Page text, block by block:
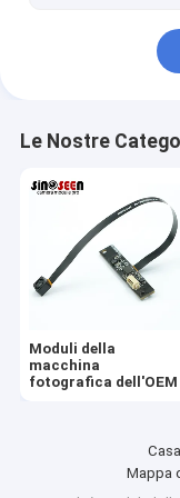
5MP Camera
13MP Camera
Modulo della
Modulo della
Le Nostre
Moduli della
macchina
fotografica dell'OEM
Casa
Mappa